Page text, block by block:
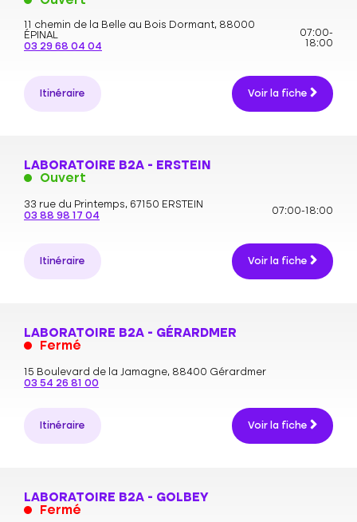
11 chemin de la Belle au Bois Dormant, 88000
ÉPINAL
03 29 68 04 04
07:00-
18:00
Itinéraire Voir la fiche
LABORATOIRE B2A - ERSTEIN
Ouvert
33 rue du Printemps, 67150 ERSTEIN
03 88 98 17 04
07:00-18:00
Itinéraire Voir la fiche
LABORATOIRE B2A - GÉRARDMER
Fermé
15 Boulevard de la Jamagne, 88400 Gérardmer
03 54 26 81 00
Itinéraire Voir la fiche
LABORATOIRE B2A - GOLBEY
Fermé